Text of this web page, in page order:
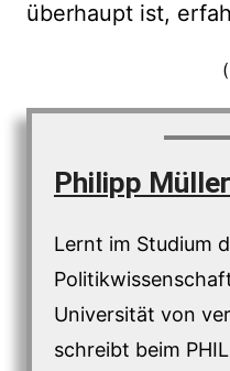
überhaupt ist,
Philipp Müller
Lernt im Studium
Universität von
schreibt beim